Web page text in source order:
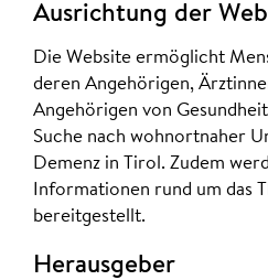
Ausrichtung der
Die Website ermöglicht
deren Angehörigen,
Angehörigen von
Suche nach wohnortnaher
Demenz in Tirol. Zudem
Informationen rund um das
bereitgestellt.
Herausgeber